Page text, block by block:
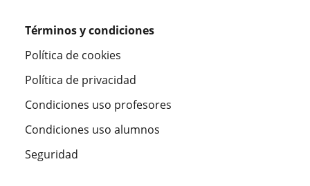
Términos y condiciones
Política de cookies
Política de privacidad
Condiciones uso profesores
Condiciones uso alumnos
Seguridad